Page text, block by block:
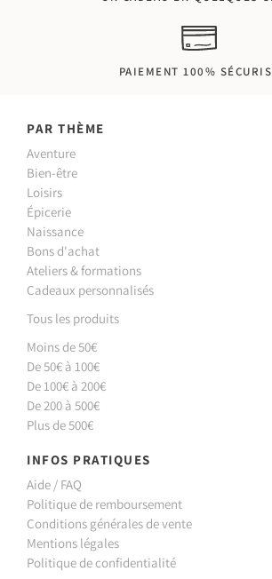
PAIEMENT 100%
PAR THÈME
Aventure
Bien-être
Loisirs
Épicerie
Naissance
Bons d'achat
Ateliers & formations
Cadeaux personnalisés
Tous les produits
Moins de 50€
De 50€ à 100€
De 100€ à 200€
De 200 à 500€
Plus de 500€
INFOS PRATIQUES
Aide / FAQ
Politique de remboursement
Conditions générales de vente
Mentions légales
Politique de confidentialité